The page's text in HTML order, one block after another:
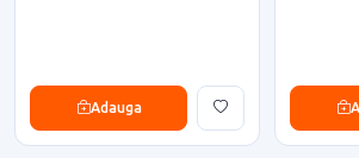
Adauga